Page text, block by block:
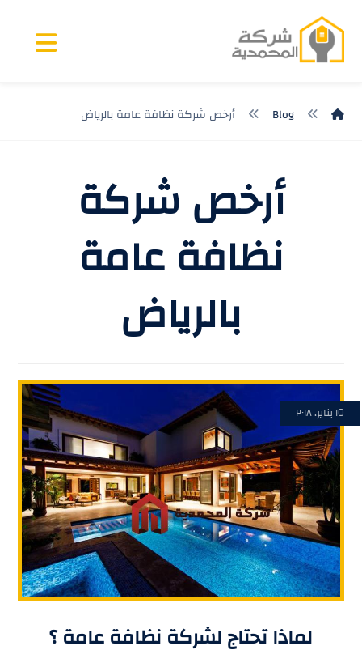
Blog أرخص شركة نظافة عامة بالرياض
أرخص شركة
نظافة عامة
بالرياض
لماذا تحتاج لشركة نظافة عامة ؟
١٥ يناير، ٢٠١٨